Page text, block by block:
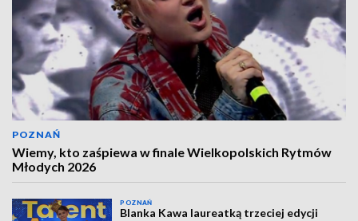
POZNAŃ
Wiemy, kto zaśpiewa w finale Wielkopolskich Rytmów
Młodych 2026
POZNAŃ
Blanka Kawa laureatką trzeciej edycji